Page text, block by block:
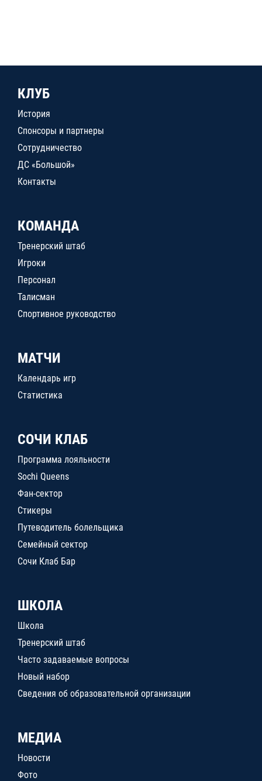
КЛУБ
История
Спонсоры и партнеры
Сотрудничество
ДС «Большой»
Контакты
КОМАНДА
Тренерский штаб
Игроки
Персонал
Талисман
Спортивное руководство
МАТЧИ
Календарь игр
Статистика
СОЧИ КЛАБ
Программа лояльности
Sochi Queens
Фан-сектор
Стикеры
Путеводитель болельщика
Семейный сектор
Сочи Клаб Бар
ШКОЛА
Школа
Тренерский штаб
Часто задаваемые вопросы
Новый набор
Сведения об образовательной организации
МЕДИА
Новости
Фото